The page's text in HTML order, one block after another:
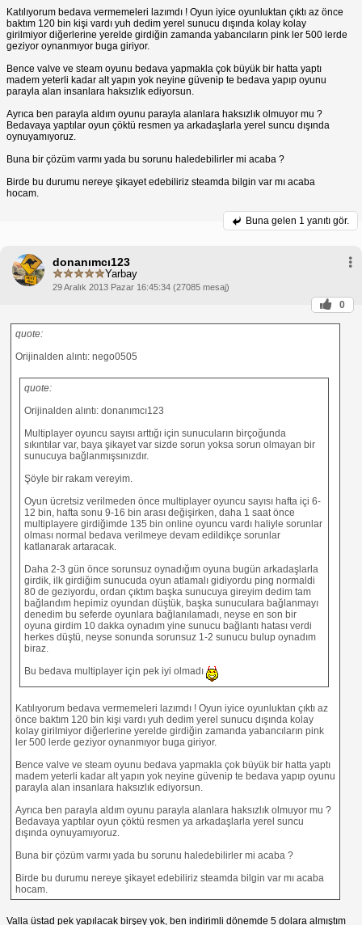
Katılıyorum bedava vermemeleri lazımdı ! Oyun iyice oyunluktan çıktı az önce
baktım 120 bin kişi vardı yuh dedim yerel sunucu dışında kolay kolay
girilmiyor diğerlerine yerelde girdiğin zamanda yabancıların pink ler 500 lerde
geziyor oynanmıyor buga giriyor.
Bence valve ve steam oyunu bedava yapmakla çok büyük bir hatta yaptı
madem yeterli kadar alt yapın yok neyine güvenip te bedava yapıp oyunu
parayla alan insanlara haksızlık ediyorsun.
Ayrıca ben parayla aldım oyunu parayla alanlara haksızlık olmuyor mu ?
Bedavaya yaptılar oyun çöktü resmen ya arkadaşlarla yerel suncu dışında
oynuyamıyoruz.
Buna bir çözüm varmı yada bu sorunu haledebilirler mi acaba ?
Birde bu durumu nereye şikayet edebiliriz steamda bilgin var mı acaba
hocam.
Buna gelen 1 yanıtı gör.
donanımcı123
Yarbay
29 Aralık 2013 Pazar 16:45:34 (27085 mesaj)
0
quote:
Orijinalden alıntı: nego0505
quote:
Orijinalden alıntı: donanımcı123
Multiplayer oyuncu sayısı arttığı için sunucuların birçoğunda
sıkıntılar var, baya şikayet var sizde sorun yoksa sorun olmayan bir
sunucuya bağlanmışsınızdır.
Şöyle bir rakam vereyim.
Oyun ücretsiz verilmeden önce multiplayer oyuncu sayısı hafta içi 6-
12 bin, hafta sonu 9-16 bin arası değişirken, daha 1 saat önce
multiplayere girdiğimde 135 bin online oyuncu vardı haliyle sorunlar
olması normal bedava verilmeye devam edildikçe sorunlar
katlanarak artaracak.
Daha 2-3 gün önce sorunsuz oynadığım oyuna bugün arkadaşlarla
girdik, ilk girdiğim sunucuda oyun atlamalı gidiyordu ping normaldi
80 de geziyordu, ordan çıktım başka sunucuya gireyim dedim tam
bağlandım hepimiz oyundan düştük, başka sunuculara bağlanmayı
denedim bu seferde oyunlara bağlanılamadı, neyse en son bir
oyuna girdim 10 dakka oynadım yine sunucu bağlantı hatası verdi
herkes düştü, neyse sonunda sorunsuz 1-2 sunucu bulup oynadım
biraz.
Bu bedava multiplayer için pek iyi olmadı
Katılıyorum bedava vermemeleri lazımdı ! Oyun iyice oyunluktan çıktı az
önce baktım 120 bin kişi vardı yuh dedim yerel sunucu dışında kolay
kolay girilmiyor diğerlerine yerelde girdiğin zamanda yabancıların pink
ler 500 lerde geziyor oynanmıyor buga giriyor.
Bence valve ve steam oyunu bedava yapmakla çok büyük bir hatta yaptı
madem yeterli kadar alt yapın yok neyine güvenip te bedava yapıp oyunu
parayla alan insanlara haksızlık ediyorsun.
Ayrıca ben parayla aldım oyunu parayla alanlara haksızlık olmuyor mu ?
Bedavaya yaptılar oyun çöktü resmen ya arkadaşlarla yerel suncu
dışında oynuyamıyoruz.
Buna bir çözüm varmı yada bu sorunu haledebilirler mi acaba ?
Birde bu durumu nereye şikayet edebiliriz steamda bilgin var mı acaba
hocam.
Valla üstad pek yapılacak birşey yok, ben indirimli dönemde 5 dolara almıştım